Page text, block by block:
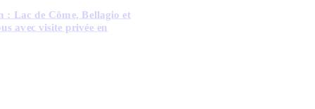
: Lac de Côme, Bellagio et
avec visite privée en